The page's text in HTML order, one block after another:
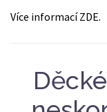
Více informací ZDE.